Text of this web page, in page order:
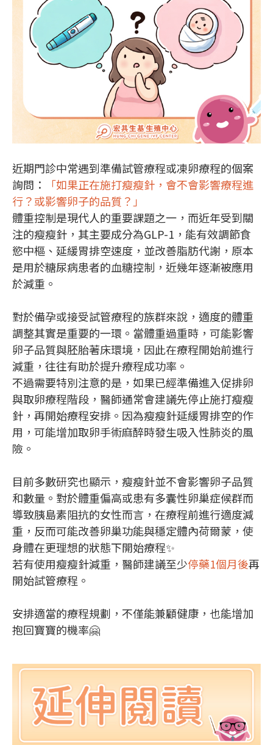
近期門診中常遇到準備試管療程或凍卵療程的個案
詢問：
「如果正在施打瘦瘦針，會不會影響療程進
行？或影響卵子的品質？」
體重控制是現代人的重要課題之一，而近年受到關
注的瘦瘦針，其主要成分為GLP-1，能有效調節食
慾中樞、延緩胃排空速度，並改善脂肪代謝，原本
是用於糖尿病患者的血糖控制，近幾年逐漸被應用
於減重。
對於備孕或接受試管療程的族群來說，適度的體重
調整其實是重要的一環。當體重過重時，可能影響
卵子品質與胚胎著床環境，因此在療程開始前進行
減重，往往有助於提升療程成功率。
不過需要特別注意的是，如果已經準備進入促排卵
與取卵療程階段，醫師通常會建議先停止施打瘦瘦
針，再開始療程安排。因為瘦瘦針延緩胃排空的作
用，可能增加取卵手術麻醉時發生吸入性肺炎的風
險。
目前多數研究也顯示，瘦瘦針並不會影響卵子品質
和數量。對於體重偏高或患有多囊性卵巢症候群而
導致胰島素阻抗的女性而言，在療程前進行適度減
重，反而可能改善卵巢功能與穩定體內荷爾蒙，使
身體在更理想的狀態下開始療程✨
若有使用瘦瘦針減重，醫師建議至少停藥1個月後再
開始試管療程。
安排適當的療程規劃，不僅能兼顧健康，也能增加
抱回寶寶的機率🤗